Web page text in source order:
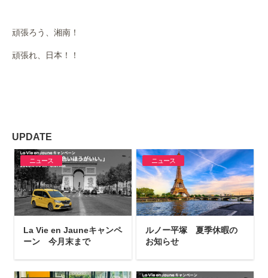
頑張ろう、湘南！
頑張れ、日本！！
UPDATE
ニュース
La Vie en Jauneキャンペ
ーン 今月末まで
ニュース
ルノー平塚 夏季休暇の
お知らせ